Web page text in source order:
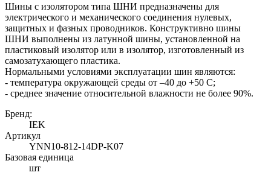
Шины с изолятором типа ШНИ предназначены для
электрического и механического соединения нулевых,
защитных и фазных проводников. Конструктивно шины
ШНИ выполнены из латунной шины, установленной на
пластиковый изолятор или в изолятор, изготовленный из
самозатухающего пластика.
Нормальными условиями эксплуатации шин являютcя:
- температура окружающей среды от –40 до +50 С;
- среднее значение относительной влажности не более 90%.
Бренд:
IEK
Артикул
YNN10-812-14DP-K07
Базовая единица
шт